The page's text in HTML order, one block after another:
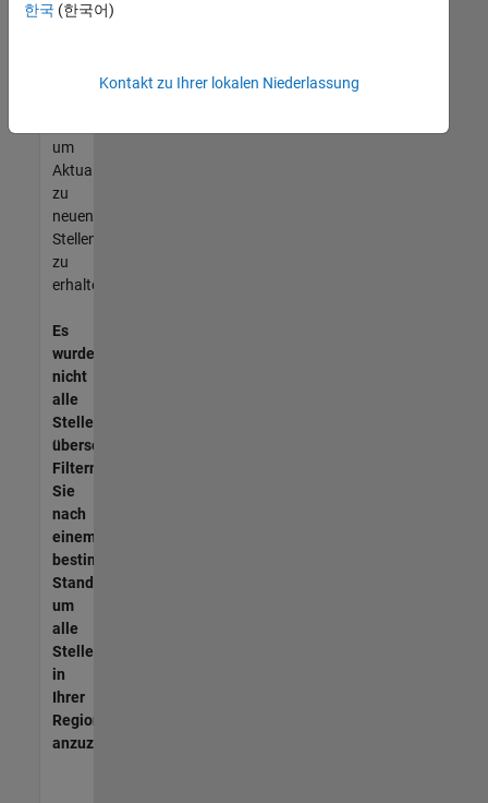
werden
unseres
um
Aktualisierungen
zu
neuen
Stellenangeboten
zu
erhalten.
Es
wurden
nicht
alle
Stellen
übersetzt.
Filtern
Sie
nach
einem
bestimmten
Standort,
um
alle
Stellenangebote
in
Ihrer
Region
anzuzeigen.
한국 (한국어)
Kontakt zu Ihrer lokalen Niederlassung